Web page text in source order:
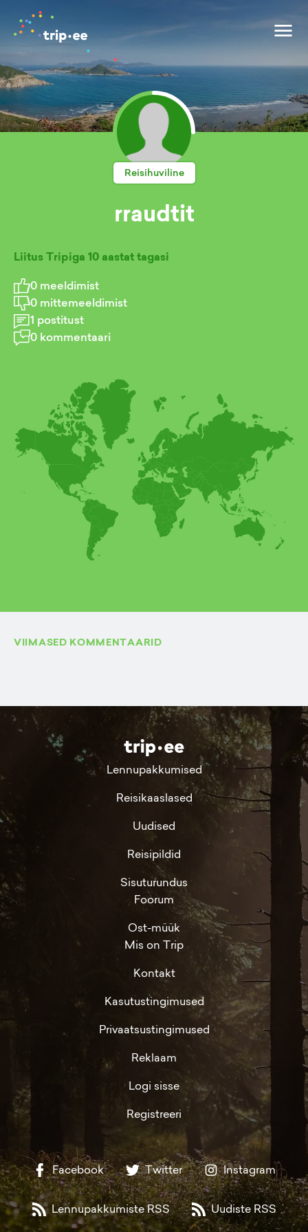
Reisihuviline
rraudtit
Liitus Tripiga 10 aastat tagasi
0 meeldimist
0 mittemeeldimist
1 postitust
0 kommentaari
VIIMASED KOMMENTAARID
Lennupakkumised
Reisikaaslased
Uudised
Reisipildid
Sisuturundus
Foorum
Ost-müük
Mis on Trip
Kontakt
Kasutustingimused
Privaatsustingimused
Reklaam
Logi sisse
Registreeri
Facebook Twitter Instagram
Lennupakkumiste RSS Uudiste RSS